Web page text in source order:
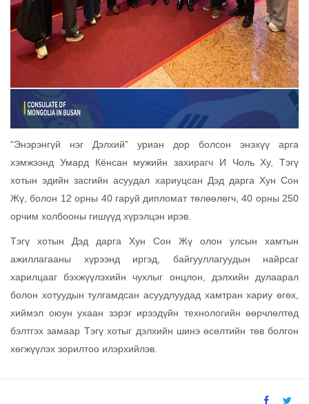
“Энэрэнгүй нэг Дэлхий” уриан дор болсон энэхүү арга
хэмжээнд Умард Кёнсан мужийн захирагч И Чоль Ху, Тэгү
хотын эдийн засгийн асуудал хариуцсан Дэд дарга Хун Сон
Жү, болон 12 орны 40 гаруй дипломат төлөөлөгч, 40 орны 250
орчим холбооны гишүүд хүрэлцэн ирэв.
Тэгү хотын Дэд дарга Хун Сон Жү олон улсын хамтын
ажиллагааны хүрээнд иргэд, байгууллагуудын найрсаг
харилцааг бэхжүүлэхийн чухлыг онцлон, дэлхийн дулаарал
болон хотуудын тулгамдсан асуудлуудад хамтран хариу өгөх,
хиймэл оюун ухаан зэрэг ирээдүйн технологийн өөрчлөлтөд
бэлтгэх замаар Тэгү хотыг дэлхийн шинэ өсөлтийн төв болгон
хөгжүүлэх зорилтоо илэрхийлэв.